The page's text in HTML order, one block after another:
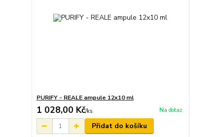
PURIFY - REALE ampule 12x10 ml
1 028,00 Kč/ks Na dotaz
Přidat do košíku